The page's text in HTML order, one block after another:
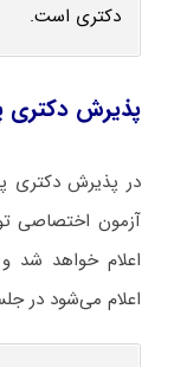
دکتری است.
پذیرش دکتری
در پذیرش دکتری
آزمون اختصاصی
اعلام خواهد شد
اعلام می‌شود در